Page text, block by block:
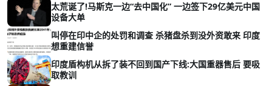
太荒诞了!马斯克一边“去中国化” 一边签下29亿美元中国
设备大单
叫停在印中企的处罚和调查 杀猪盘杀到没外资敢来 印度
想重建信誉
印度盾构机从拆了装不回到国产下线:大国重器售后 要吸
取教训